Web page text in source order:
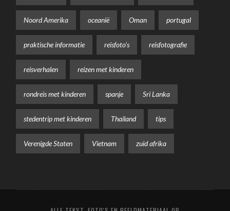
Noord Amerika oceanië Oman portugal
praktische informatie reisfoto's reisfotografie
reisverhalen reizen met kinderen
rondreis met kinderen spanje Sri Lanka
stedentrip met kinderen Thailand tips
Verenigde Staten Vietnam zuid afrika